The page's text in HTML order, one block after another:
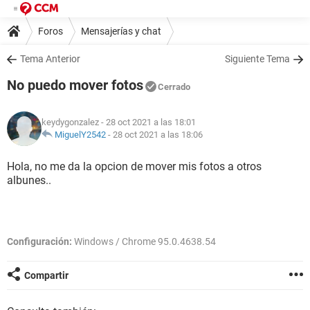
Foros Mensajerías y chat
Tema Anterior Siguiente Tema
No puedo mover fotos Cerrado
keydygonzalez - 28 oct 2021 a las 18:01
MiguelY2542 - 28 oct 2021 a las 18:06
Hola, no me da la opcion de mover mis fotos a otros
albunes..
Configuración: Windows / Chrome 95.0.4638.54
Compartir